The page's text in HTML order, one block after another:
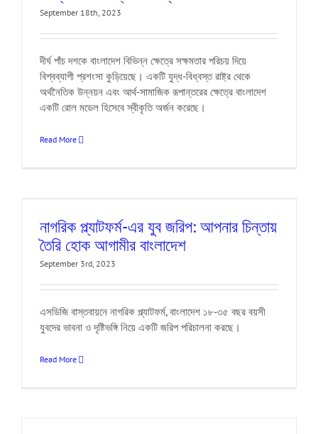
September 18th, 2023
দীর্ঘ পাঁচ দশকে বাংলাদেশ বিভিন্ন ক্ষেত্রে সক্ষমতার পরিচয় দিয়ে
বিশ্বব্যাপী প্রশংসা কুড়িয়েছে। একটি যুদ্ধ-বিধ্বস্ত রাষ্ট্র থেকে
অর্থনৈতিক উন্নয়ন এবং আর্থ-সামাজিক রূপান্তরের ক্ষেত্রে বাংলাদেশ
একটি রোল মডেল হিসেবে স্বীকৃতি অর্জন করেছে।
Read More
নাগরিক প্ল্যাটফর্ম-এর যুব জরিপ: আপনার চিন্তায়
তৈরি হোক আগামীর বাংলাদেশ
September 3rd, 2023
এসডিজি বাস্তবায়নে নাগরিক প্ল্যাটফর্ম, বাংলাদেশ ১৮-৩৫ বছর বয়সী
যুবদের ভাবনা ও দৃষ্টিভঙ্গি নিয়ে একটি জরিপ পরিচালনা করছে।
Read More